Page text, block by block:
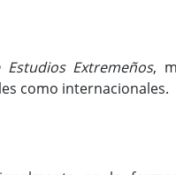
Estudios Extremeños,
como internacionales.